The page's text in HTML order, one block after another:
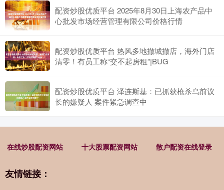
配资炒股优质平台 2025年8月30日上海农产品中
心批发市场经营管理有限公司价格行情
配资炒股优质平台 热风多地撤城撤店，海外门店
清零！有员工称“交不起房租”|BUG
配资炒股优质平台 泽连斯基：已抓获枪杀乌前议
长的嫌疑人 案件紧急调查中
在线炒股配资网站 十大股票配资网站 散户配资在线登录
友情链接：